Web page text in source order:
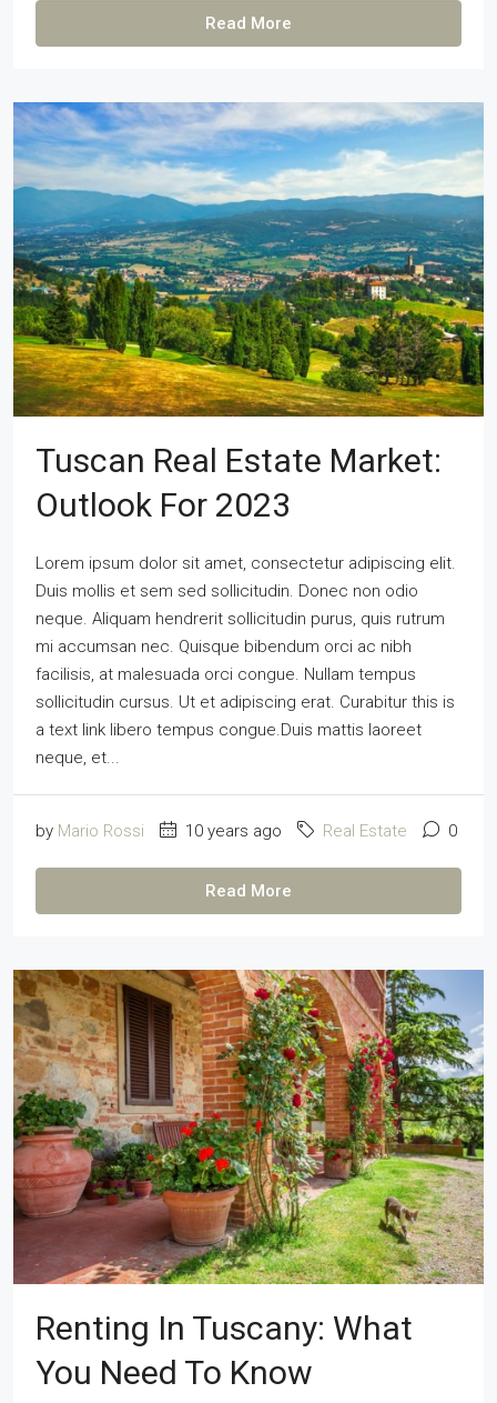
Read More
Tuscan Real Estate Market:
Outlook For 2023
Lorem ipsum dolor sit amet, consectetur adipiscing elit.
Duis mollis et sem sed sollicitudin. Donec non odio
neque. Aliquam hendrerit sollicitudin purus, quis rutrum
mi accumsan nec. Quisque bibendum orci ac nibh
facilisis, at malesuada orci congue. Nullam tempus
sollicitudin cursus. Ut et adipiscing erat. Curabitur this is
a text link libero tempus congue.Duis mattis laoreet
neque, et...
by Mario Rossi 10 years ago Real Estate 0
Read More
Renting In Tuscany: What
You Need To Know